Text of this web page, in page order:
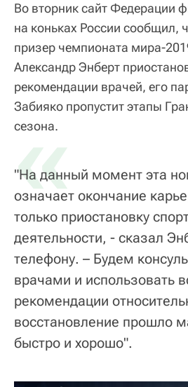
Во вторник сайт Федерации
на коньках России сообщил,
призер чемпионата мира-
Александр Энберт
рекомендации врачей, его
Забияко пропустит этапы
сезона.
«
"На данный момент эта
означает окончание
только приостановку
деятельности, - сказал
телефону. – Будем
врачами и использовать
рекомендации
восстановление прошло
быстро и хорошо".